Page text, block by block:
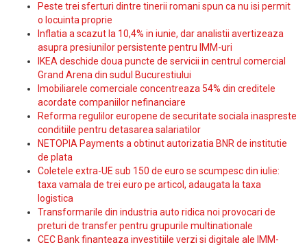
Peste trei sferturi dintre tinerii romani spun ca nu isi permit
o locuinta proprie
Inflatia a scazut la 10,4% in iunie, dar analistii avertizeaza
asupra presiunilor persistente pentru IMM-uri
IKEA deschide doua puncte de servicii in centrul comercial
Grand Arena din sudul Bucurestiului
Imobiliarele comerciale concentreaza 54% din creditele
acordate companiilor nefinanciare
Reforma regulilor europene de securitate sociala inaspreste
conditiile pentru detasarea salariatilor
NETOPIA Payments a obtinut autorizatia BNR de institutie
de plata
Coletele extra-UE sub 150 de euro se scumpesc din iulie:
taxa vamala de trei euro pe articol, adaugata la taxa
logistica
Transformarile din industria auto ridica noi provocari de
preturi de transfer pentru grupurile multinationale
CEC Bank finanteaza investitiile verzi si digitale ale IMM-